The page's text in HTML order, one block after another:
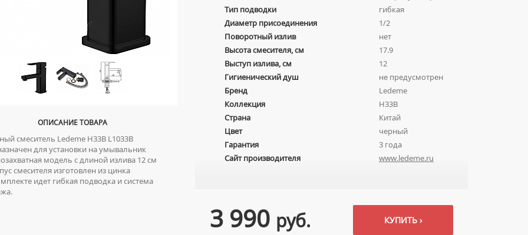
ОПИСАНИЕ ТОВАРА
смеситель Ledeme H33B L1033B
для установки на умывальник
модель с длиной излива 12 см
смесителя изготовлен из цинка
идет гибкая подводка и система
Тип подводки
гибкая
Диаметр присоединения
1/2
Поворотный излив
нет
Высота смесителя, см
17.9
Выступ излива, см
12
Гигиенический душ
не предусмотрен
Бренд
Ledeme
Коллекция
H33B
Страна
Китай
Цвет
черный
Гарантия
3 года
Сайт производителя
www.ledeme.ru
3 990 руб. КУПИТЬ ›